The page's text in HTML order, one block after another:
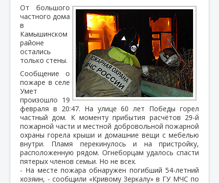
От большого
частного дома
в
Камышинском
районе
остались
только стены.
Сообщение о
пожаре в селе
Умет
произошло 19
февраля в 20:47. На улице 60 лет Победы горел
частный дом. К моменту прибытия расчётов 29-й
пожарной части и местной добровольной пожарной
охраны горела крыши и домашние вещи с мебелью
внутри. Пламя перекинулось и на пристройку,
расположенную рядом. Огнеборцам удалось спасти
пятерых членов семьи. Но не всех.
- На месте пожара обнаружен погибший 54-летний
хозяин, - сообщили «Кривому Зеркалу» в ГУ МЧС по